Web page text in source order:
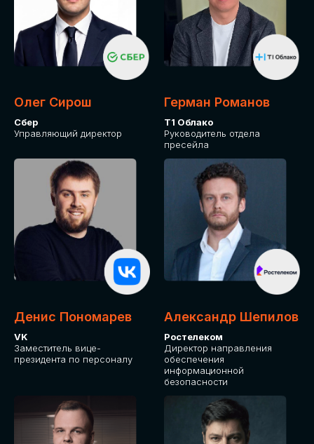
СКАЧАТЬ ПРОГРАММУ
Оставьте заявку, программу направим на почту
Какие направления для вас более актуальны?
Олег Сирош
Сбер
Управляющий директор
Герман Романов
Т1 Облако
Руководитель отдела
пресейла
Денис Пономарев
VK
Заместитель вице-
президента по персоналу
Александр Шепилов
Ростелеком
Директор направления
обеспечения
информационной
безопасности